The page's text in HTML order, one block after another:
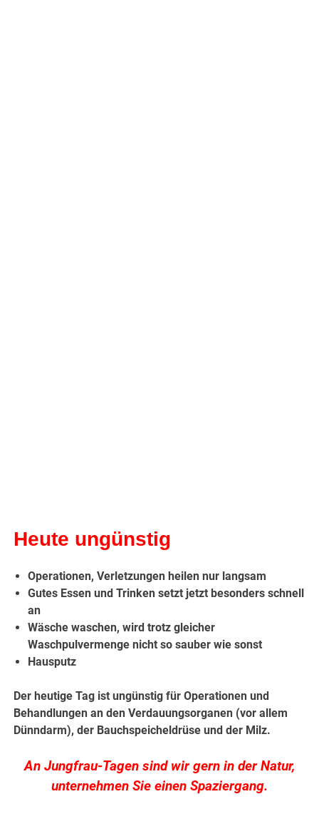
Heute ungünstig
Operationen, Verletzungen heilen nur langsam
Gutes Essen und Trinken setzt jetzt besonders schnell
an
Wäsche waschen, wird trotz gleicher
Waschpulvermenge nicht so sauber wie sonst
Hausputz
Der heutige Tag ist ungünstig für Operationen und
Behandlungen an den Verdauungsorganen (vor allem
Dünndarm), der Bauchspeicheldrüse und der Milz.
An Jungfrau-Tagen sind wir gern in der Natur,
unternehmen Sie einen Spaziergang.